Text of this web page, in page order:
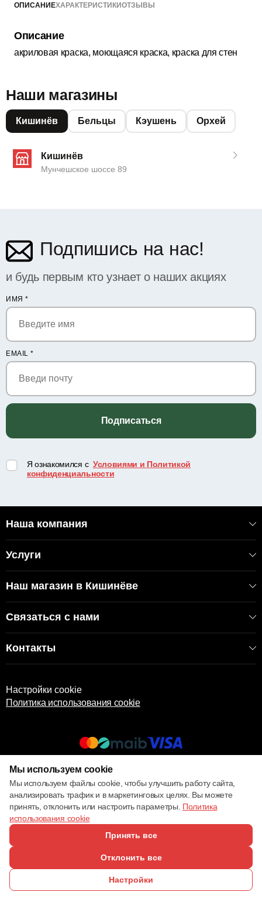
ОПИСАНИЕХАРАКТЕРИСТИКИОТЗЫВЫ
Описание
акриловая краска, моющаяся краска, краска для стен
Наши магазины
Кишинёв Бельцы Кэушень Орхей
Кишинёв
Мунчешское шоссе 89
Подпишись на нас!
и будь первым кто узнает о наших акциях
ИМЯ *
EMAIL *
Подписаться
Я ознакомился с Условиями и Политикой
конфиденциальности
Наша компания
Услуги
Наш магазин в Кишинёве
Связаться с нами
Контакты
Настройки cookie
Политика использования cookie
© 2013 – 2026 ECOM
ПОЗВОНИТЬ ИЗБРАННОЕ КАТАЛОГ СРАВНЕНИЕ ВОЙТИ
Мы используем cookie
Мы используем файлы cookie, чтобы улучшить работу сайта,
анализировать трафик и в маркетинговых целях. Вы можете
принять, отклонить или настроить параметры. Политика
использования cookie
Принять все
Отклонить все
Настройки